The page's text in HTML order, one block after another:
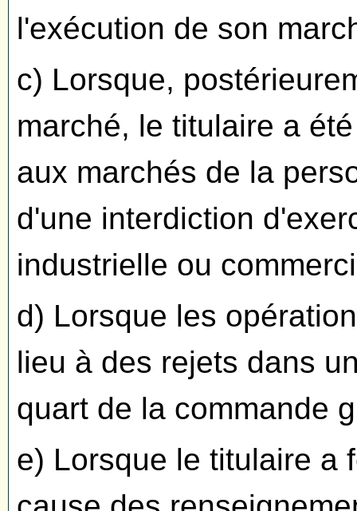
l'exécution de son
c) Lorsque,
marché, le titulaire a
aux marchés de la
d'une interdiction
industrielle ou
d) Lorsque les
lieu à des rejets dans
quart de la commande
e) Lorsque le titulaire a